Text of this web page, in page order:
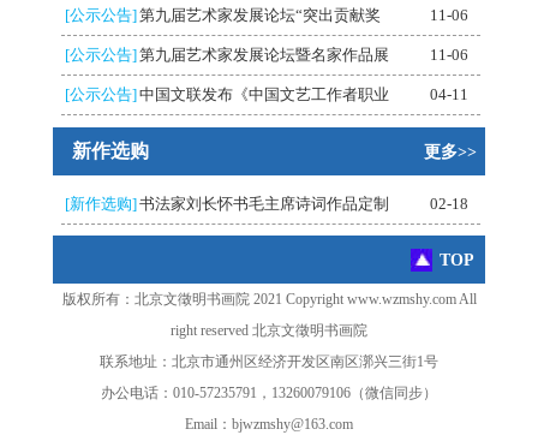
[公示公告] 第九届艺术家发展论坛“突出贡献奖 11-06
[公示公告] 第九届艺术家发展论坛暨名家作品展 11-06
[公示公告] 中国文联发布《中国文艺工作者职业 04-11
新作选购 更多>>
[新作选购]书法家刘长怀书毛主席诗词作品定制 02-18
TOP
版权所有：北京文徵明书画院 2021 Copyright www.wzmshy.com All
right reserved 北京文徵明书画院
联系地址：北京市通州区经济开发区南区漷兴三街1号
办公电话：010-57235791，13260079106（微信同步）
Email：bjwzmshy@163.com